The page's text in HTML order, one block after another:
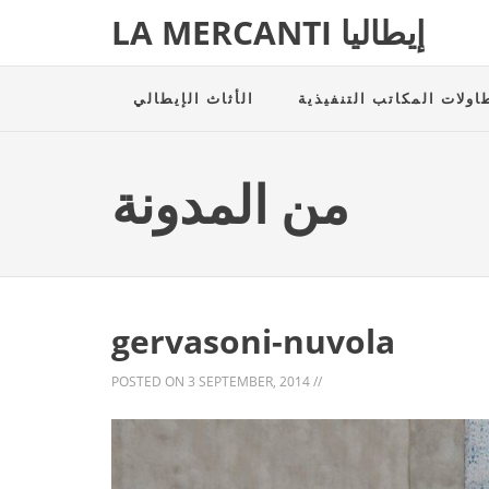
LA MERCANTI إيطاليا
الأثاث الإيطالي المكاتب التنفيذية
من المدونة
gervasoni-nuvola
POSTED ON 3 SEPTEMBER, 2014//